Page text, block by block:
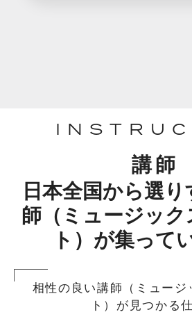
講師
日本全国から選
師（ミュージッ
ト）が集って
相性の良い講師（ミュージ
ト）が見つかる